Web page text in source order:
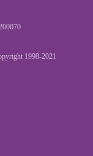
1998-2021